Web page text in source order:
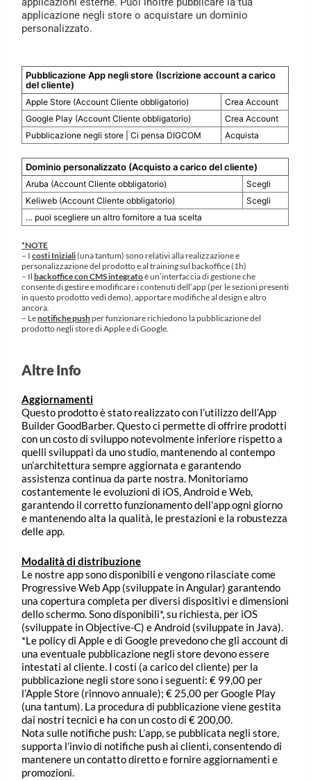
applicazione negli store o acquistare un dominio
personalizzato.
Pubblicazione App negli store (Iscrizione account a carico
del cliente)
Apple Store (Account Cliente obbligatorio)
Crea Account
Google Play (Account Cliente obbligatorio)
Crea Account
Pubblicazione negli store | Ci pensa DIGCOM
Acquista
Dominio personalizzato (Acquisto a carico del cliente)
Aruba (Account Cliente obbligatorio)
Scegli
Keliweb (Account Cliente obbligatorio)
Scegli
… puoi scegliere un altro fornitore a tua scelta
*NOTE
– Icosti Iniziali(una tantum) sono relativi alla realizzazione e
personalizzazione del prodotto e al training sul backoffice (1h)
– Ilbackoffice con CMS integratoè un’interfaccia di gestione che
consente di gestire e modificare i contenuti dell’app (per le sezioni presenti
in questo prodotto vedi demo), apportare modifiche al design e altro
ancora.
– Lenotifiche pushper funzionare richiedono la pubblicazione del
prodotto negli store di Apple e di Google.
Altre Info
Aggiornamenti
Questo prodotto è stato realizzato con l’utilizzo dell’App
Builder GoodBarber. Questo ci permette di offrire prodotti
con un costo di sviluppo notevolmente inferiore rispetto a
quelli sviluppati da uno studio, mantenendo al contempo
un’architettura sempre aggiornata e garantendo
assistenza continua da parte nostra. Monitoriamo
costantemente le evoluzioni di iOS, Android e Web,
garantendo il corretto funzionamento dell’app ogni giorno
e mantenendo alta la qualità, le prestazioni e la robustezza
delle app.
Modalità di distribuzione
Le nostre app sono disponibili e vengono rilasciate come
Progressive Web App (sviluppate in Angular) garantendo
una copertura completa per diversi dispositivi e dimensioni
dello schermo. Sono disponibili*, su richiesta, per iOS
(sviluppate in Objective-C) e Android (sviluppate in Java).
*Le policy di Apple e di Google prevedono che gli account di
una eventuale pubblicazione negli store devono essere
intestati al cliente. I costi (a carico del cliente) per la
pubblicazione negli store sono i seguenti: € 99,00 per
l’Apple Store (rinnovo annuale); € 25,00 per Google Play
(una tantum). La procedura di pubblicazione viene gestita
dai nostri tecnici e ha con un costo di € 200,00.
Nota sulle notifiche push: L’app, se pubblicata negli store,
supporta l’invio di notifiche push ai clienti, consentendo di
mantenere un contatto diretto e fornire aggiornamenti e
promozioni.